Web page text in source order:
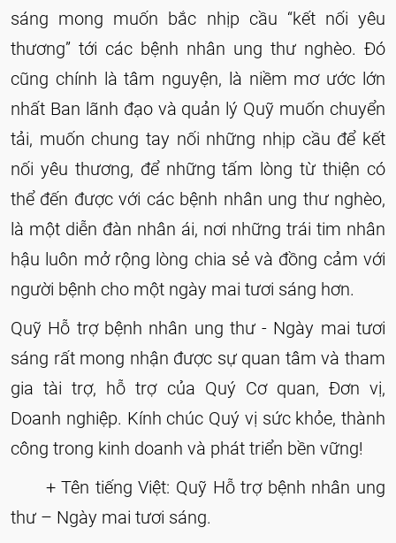
sáng mong muốn bắc nhịp cầu “kết nối yêu
thương” tới các bệnh nhân ung thư nghèo. Đó
cũng chính là tâm nguyện, là niềm mơ ước lớn
nhất Ban lãnh đạo và quản lý Quỹ muốn chuyển
tải, muốn chung tay nối những nhịp cầu để kết
nối yêu thương, để những tấm lòng từ thiện có
thể đến được với các bệnh nhân ung thư nghèo,
là một diễn đàn nhân ái, nơi những trái tim nhân
hậu luôn mở rộng lòng chia sẻ và đồng cảm với
người bệnh cho một ngày mai tươi sáng hơn.
Quỹ Hỗ trợ bệnh nhân ung thư - Ngày mai tươi
sáng rất mong nhận được sự quan tâm và tham
gia tài trợ, hỗ trợ của Quý Cơ quan, Đơn vị,
Doanh nghiệp. Kính chúc Quý vị sức khỏe, thành
công trong kinh doanh và phát triển bền vững!
+ Tên tiếng Việt: Quỹ Hỗ trợ bệnh nhân ung
thư – Ngày mai tươi sáng.